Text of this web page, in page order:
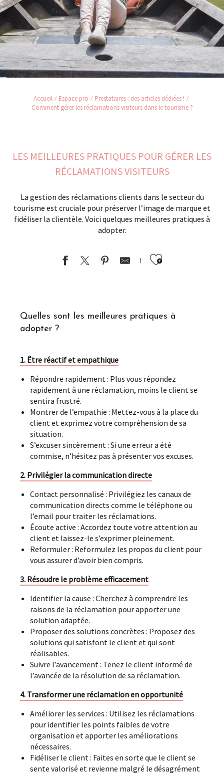
Accueil Espace pro
Prestataires : des articles dédiées !
Comment gérer les réclamations visiteurs dans le tourisme ?
LES MEILLEURES PRATIQUES POUR GÉRER LES
RÉCLAMATIONS VISITEURS
La gestion des réclamations clients dans le secteur du
tourisme est cruciale pour préserver l’image de marque et
fidéliser la clientèle. Voici quelques meilleures pratiques à
adopter.
Ajouter
Quelles sont les meilleures pratiques à
adopter ?
1. Être réactif et empathique
Répondre rapidement : Plus vous répondez
rapidement à une réclamation, moins le client se
sentira frustré.
Montrer de l’empathie : Mettez-vous à la place du
client et exprimez votre compréhension de sa
situation.
S’excuser sincèrement : Si une erreur a été
commise, n’hésitez pas à présenter vos excuses.
2. Privilégier la communication directe
Contact personnalisé : Privilégiez les canaux de
communication directs comme le téléphone ou
l’email pour traiter les réclamations.
Écoute active : Accordez toute votre attention au
client et laissez-le s’exprimer pleinement.
Reformuler : Reformulez les propos du client pour
vous assurer d’avoir bien compris.
3. Résoudre le problème efficacement
Identifier la cause : Cherchez à comprendre les
raisons de la réclamation pour apporter une
solution adaptée.
Proposer des solutions concrètes : Proposez des
solutions qui satisfont le client et qui sont
réalisables.
Suivre l’avancement : Tenez le client informé de
l’avancée de la résolution de sa réclamation.
4. Transformer une réclamation en opportunité
Améliorer les services : Utilisez les réclamations
pour identifier les points faibles de votre
organisation et apporter les améliorations
nécessaires.
Fidéliser le client : Faites en sorte que le client se
sente valorisé et revienne malgré le désagrément